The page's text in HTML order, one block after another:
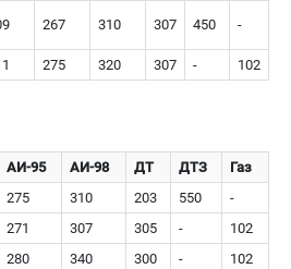
267 310 307 450 -
275 320 307 - 102
АИ-95 АИ-98 ДТ ДТЗ
Газ
275 310 203 550
-
271 307 305 -
102
280 340 300 -
102